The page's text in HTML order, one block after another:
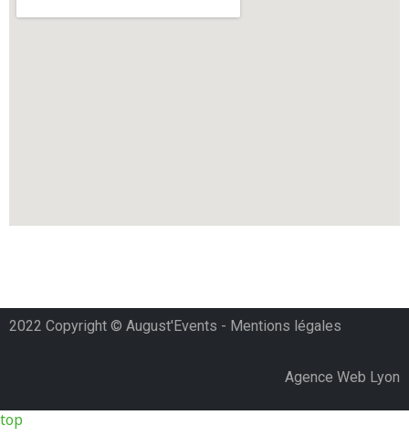
2022 Copyright © August'Events - Mentions légales
Agence Web Lyon
top